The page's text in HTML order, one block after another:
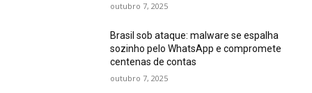
outubro 7, 2025
Brasil sob ataque: malware se espalha
sozinho pelo WhatsApp e compromete
centenas de contas
outubro 7, 2025